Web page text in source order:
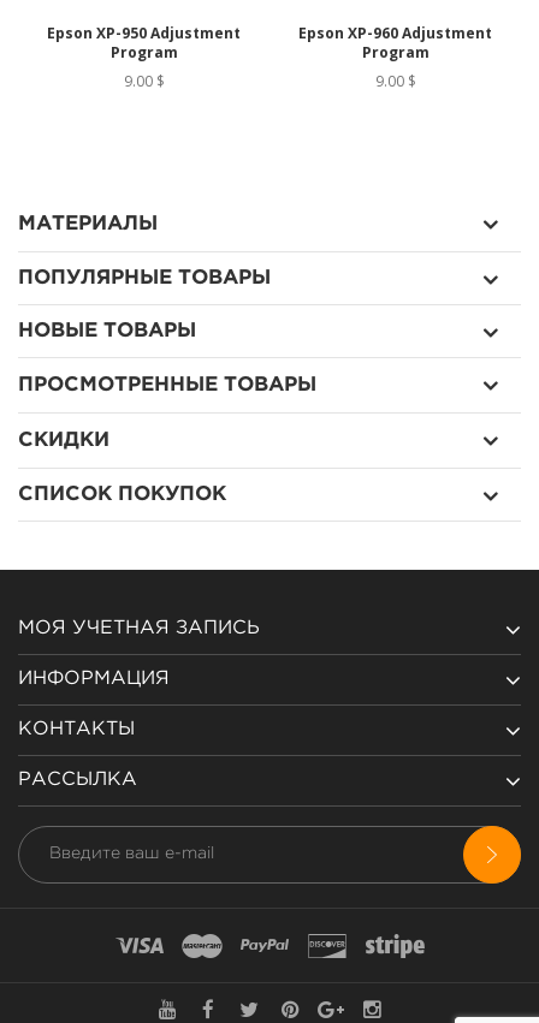
Epson XP-950 Adjustment
Program
9.00 $
Epson XP-960 Adjustment
Program
9.00 $
МАТЕРИАЛЫ
ПОПУЛЯРНЫЕ ТОВАРЫ
НОВЫЕ ТОВАРЫ
ПРОСМОТРЕННЫЕ ТОВАРЫ
СКИДКИ
СПИСОК ПОКУПОК
МОЯ УЧЕТНАЯ ЗАПИСЬ
ИНФОРМАЦИЯ
КОНТАКТЫ
РАССЫЛКА